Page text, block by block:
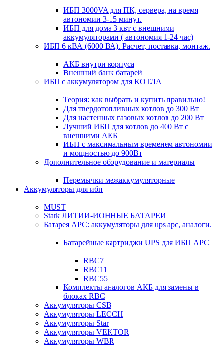
ИБП 3000VA для ПК, сервера, на время
автономии 3-15 минут.
ИБП для дома 3 квт с внешними
аккумуляторами ( автономия 1-24 час)
ИБП 6 кВА (6000 ВА). Расчет, поставка, монтаж.
АКБ внутри корпуса
Внешний банк батарей
ИБП с аккумулятором для КОТЛА
Теория: как выбрать и купить правильно!
Для твердотопливных котлов до 300 Вт
Для настенных газовых котлов до 200 Вт
Лучший ИБП для котлов до 400 Вт с
внешними АКБ
ИБП с максимальным временем автономии
и мощностью до 900Вт
Дополнительное оборудование и материалы
Перемычки межаккумуляторные
Аккумуляторы для ибп
MUST
Stark ЛИТИЙ-ИОННЫЕ БАТАРЕИ
Батарея APC: аккумуляторы для ups apc, аналоги.
Батарейные картриджи UPS для ИБП APC
RBC7
RBC11
RBC55
Комплекты аналогов АКБ для замены в
блоках RBC
Аккумуляторы CSB
Аккумуляторы LEOCH
Аккумуляторы Star
Аккумуляторы VEKTOR
Аккумуляторы WBR